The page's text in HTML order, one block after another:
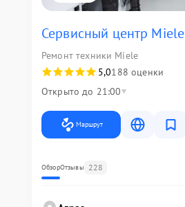
Сервисный центр Miele
Ремонт техники Miele
5,0188 оценки
Открыто до 21:00
Маршрут
ОбзорОтзывы 228